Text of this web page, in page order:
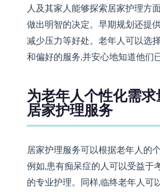
人及其家人能够探索居家护理方
做出明智的决定。早期规划还提
减少压力等好处。老年人可以选
和偏好的服务,并安心地知道他们
为老年人个性化需
居家护理服务
居家护理服务可以根据老年人的
例如,患有痴呆症的人可以受益于
的专业护理。同样,临终老年人可